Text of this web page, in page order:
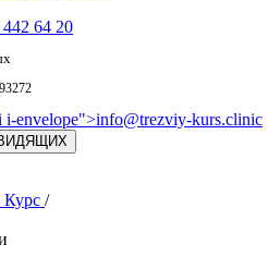
64 20
i-envelope">info@trezviy-kurs.clinic
Курс /